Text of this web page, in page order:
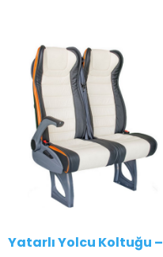
Yatarlı Yolcu Koltuğu –